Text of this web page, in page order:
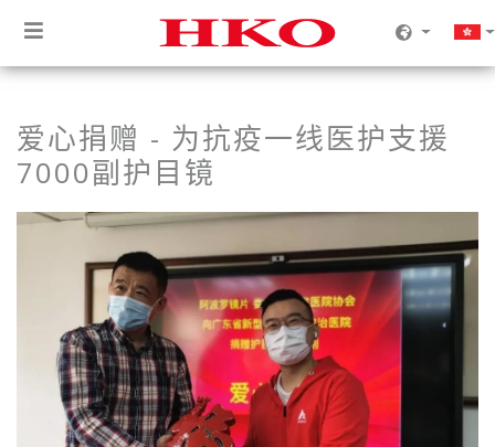
爱心捐赠 - 为抗疫一线医护支援
7000副护目镜